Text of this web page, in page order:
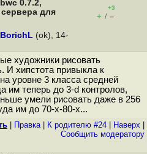
0.7.2,
сервера для
+3
+ / –
BorichL (ok), 14-
художники рисовать
И хипстота привыкла к
уровне 3 класса средней
им теперь до 3-d контролов,
умели рисовать даже в 256
им до 70-х-80-х...
Правка| К родителю #24 Наверх
Cообщить модератору